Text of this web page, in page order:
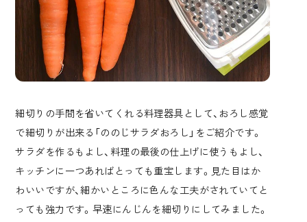
細切りの手間を省いてくれる料理器具として、おろし感覚
で細切りが出来る「ののじサラダおろし」をご紹介です。
サラダを作るもよし、料理の最後の仕上げに使うもよし、
キッチンに一つあればとっても重宝します。見た目はか
わいいですが、細かいところに色んな工夫がされていてと
っても強力です。早速にんじんを細切りにしてみました。